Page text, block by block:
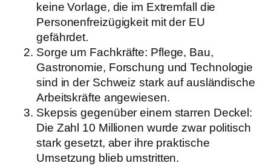
keine Vorlage, die im Extremfall die
Personenfreizügigkeit mit der EU
gefährdet.
Sorge um Fachkräfte: Pflege, Bau,
Gastronomie, Forschung und Technologie
sind in der Schweiz stark auf ausländische
Arbeitskräfte angewiesen.
Skepsis gegenüber einem starren Deckel:
Die Zahl 10 Millionen wurde zwar politisch
stark gesetzt, aber ihre praktische
Umsetzung blieb umstritten.